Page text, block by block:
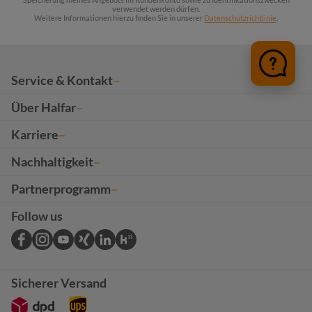
verwendet werden dürfen.
Weitere Informationen hierzu finden Sie in unserer Datenschutzrichtlinie
Service & Kontakt
Über Halfar
Karriere
Nachhaltigkeit
Partnerprogramm
Follow us
Sicherer Versand